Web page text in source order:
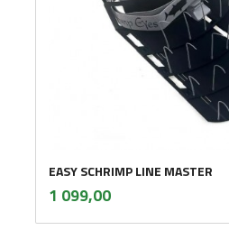
EASY SCHRIMP LINE MASTER
Pris
1 099,00mva.